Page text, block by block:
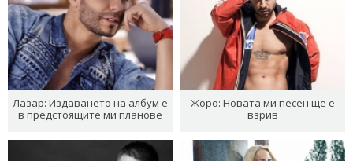
Лазар: Издаването на албум е
в предстоящите ми планове
Жоро: Новата ми песен ще е
взрив